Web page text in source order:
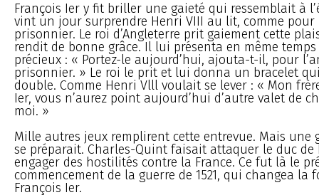
François Ier y fit briller une gaieté qui ressemblait à
vint un jour surprendre Henri VIII au lit, comme pour
prisonnier. Le roi d’Angleterre prit gaiement cette
rendit de bonne grâce. Il lui présenta en même
précieux : « Portez-le aujourd’hui, ajouta-t-il, pour
prisonnier. » Le roi le prit et lui donna un bracelet
double. Comme Henri Vlll voulait se lever : « Mon
Ier, vous n’aurez point aujourd’hui d’autre valet de
moi. »
Mille autres jeux remplirent cette entrevue. Mais une
se préparait. Charles-Quint faisait attaquer le duc
engager des hostilités contre la France. Ce fut là le
commencement de la guerre de 1521, qui changea la
François Ier.